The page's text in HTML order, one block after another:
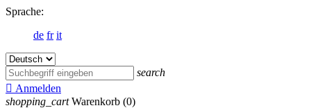
Sprache:
de fr it
search
 Anmelden
shopping_cart Warenkorb (0)